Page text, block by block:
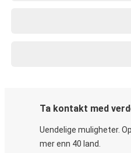
Ta kontakt med
Uendelige muligheter.
mer enn 40 land.